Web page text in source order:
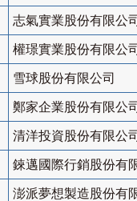
志氣實業股份有限公司
權璟實業股份有限公司
雪球股份有限公司
鄭家企業股份有限公司
清洋投資股份有限公司
錸邁國際行銷股份有
澎派夢想製造股份有